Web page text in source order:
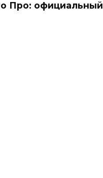
Про: официальный